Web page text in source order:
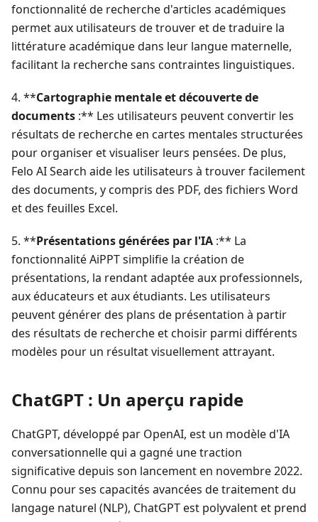
fonctionnalité de recherche d'articles académiques
permet aux utilisateurs de trouver et de traduire la
littérature académique dans leur langue maternelle,
facilitant la recherche sans contraintes linguistiques.
4. **Cartographie mentale et découverte de
documents :** Les utilisateurs peuvent convertir les
résultats de recherche en cartes mentales structurées
pour organiser et visualiser leurs pensées. De plus,
Felo AI Search aide les utilisateurs à trouver facilement
des documents, y compris des PDF, des fichiers Word
et des feuilles Excel.
5. **Présentations générées par l'IA :** La
fonctionnalité AiPPT simplifie la création de
présentations, la rendant adaptée aux professionnels,
aux éducateurs et aux étudiants. Les utilisateurs
peuvent générer des plans de présentation à partir
des résultats de recherche et choisir parmi différents
modèles pour un résultat visuellement attrayant.
ChatGPT : Un aperçu rapide
ChatGPT, développé par OpenAI, est un modèle d'IA
conversationnelle qui a gagné une traction
significative depuis son lancement en novembre 2022.
Connu pour ses capacités avancées de traitement du
langage naturel (NLP), ChatGPT est polyvalent et prend